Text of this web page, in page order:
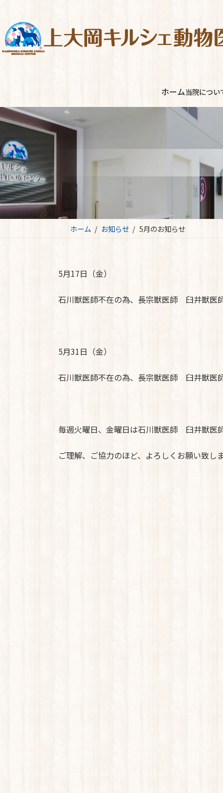
テ
ン
キ
ッ
ゲ
ー
に
移
ホーム当院につい
ホーム お知らせ 5月のお知らせ
5月17日（金）
石川獣医師不在の為、長宗獣医師 臼井獣医
5月31日（金）
石川獣医師不在の為、長宗獣医師 臼井獣医
毎週火曜日、金曜日は石川獣医師 臼井獣医
ご理解、ご協力のほど、よろしくお願い致し